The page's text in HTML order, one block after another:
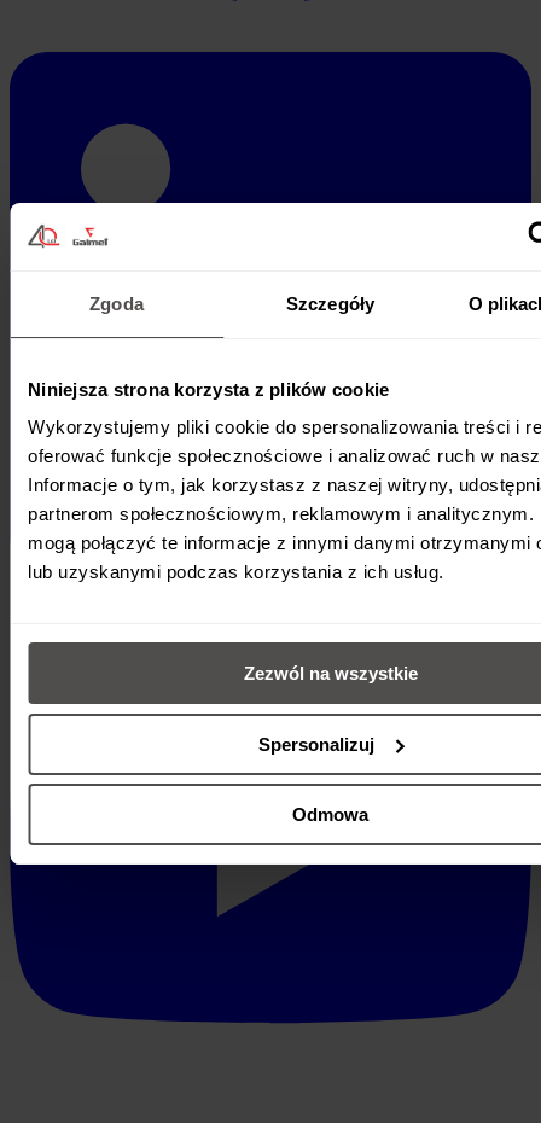
Zgoda Szczegóły O
Niniejsza strona korzysta z plików cookie
Wykorzystujemy pliki cookie do spersonalizowania treści i
oferować funkcje społecznościowe i analizować ruch w
Informacje o tym, jak korzystasz z naszej witryny,
partnerom społecznościowym, reklamowym i analitycznym.
mogą połączyć te informacje z innymi danymi otrzymanymi
lub uzyskanymi podczas korzystania z ich usług.
Zezwól na wszystkie
Spersonalizuj
Odmowa